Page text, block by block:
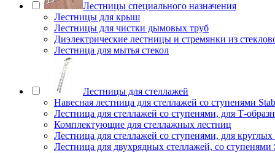
Лестницы специального назначения
Лестницы для крыш
Лестницы для чистки дымовых труб
Диэлектрические лестницы и стремянки из
Лестница для мытья стекол
Лестницы для стеллажей
Навесная лестница для стеллажей со ступенями
Лестница для стеллажей со ступенями, для Т-
Комплектующие для стеллажных лестниц
Лестница для стеллажей со ступенями, для
Лестница для двухрядных стеллажей, со ступенями